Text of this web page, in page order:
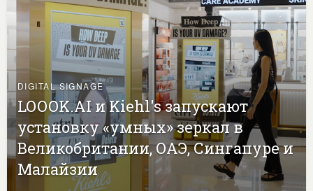
DIGITAL SIGNAGE
LOOOK.AI и Kiehl's запускают
установку «умных» зеркал в
Великобритании, ОАЭ, Сингапуре и
Малайзии